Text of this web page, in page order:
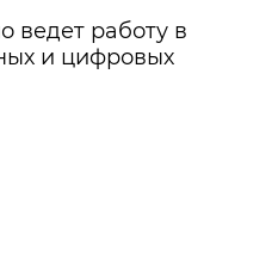
ведет работу в
и цифровых